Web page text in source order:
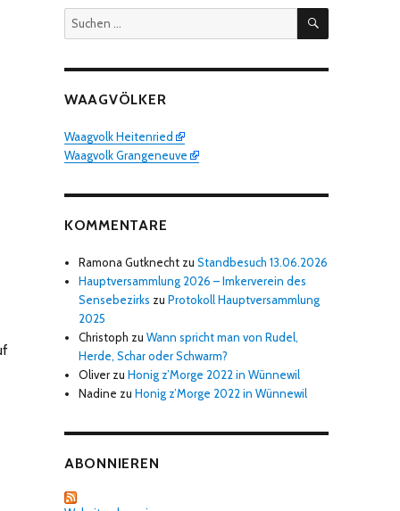
Suchen
SUCHEN
WAAGVÖLKER
Waagvolk Heitenried
Waagvolk Grangeneuve
KOMMENTARE
Ramona Gutknecht zuStandbesuch 13.06.2026
Hauptversammlung 2026 – Imkerverein des
Sensebezirks zuProtokoll Hauptversammlung
2025
Christoph zuWann spricht man von Rudel,
Herde, Schar oder Schwarm?
Oliver zuHonig z’Morge 2022 in Wünnewil
Nadine zuHonig z’Morge 2022 in Wünnewil
ABONNIEREN